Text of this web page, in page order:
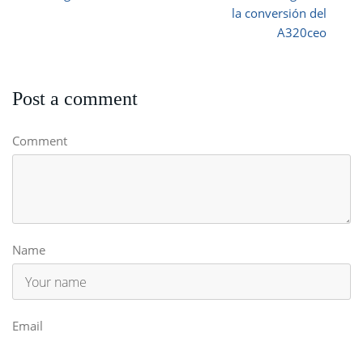
la conversión del
A320ceo
Post a comment
Comment
Name
Email